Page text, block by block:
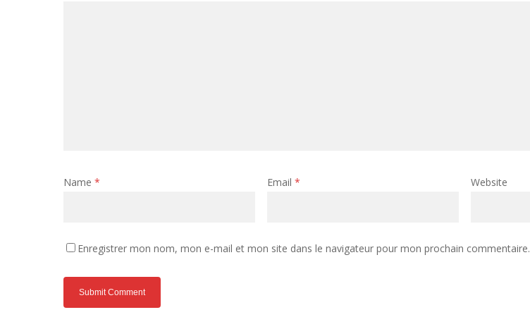
Name * Email* Website
Enregistrer mon nom, mon e-mail et mon site dans le navigateur pour mon prochain commentaire.